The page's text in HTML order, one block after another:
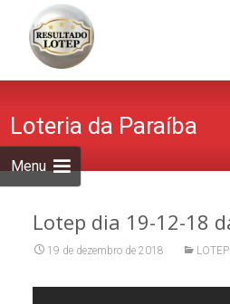
Menu
Loteria da Paraíba
Lotep dia 19-12-18
19 de dezembro de 2018 LOTEP